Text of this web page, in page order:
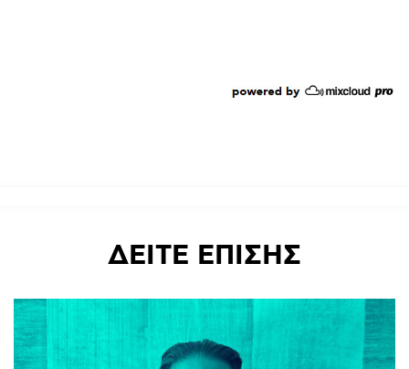
ΔΕΙΤΕ ΕΠΙΣΗΣ